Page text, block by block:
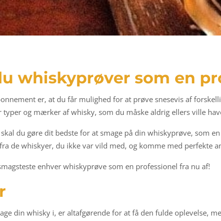
whiskyprøver som en
er, at du får mulighed for at prøve snesevis af
og mærker af whisky, som du måske aldrig ellers ville
du gøre dit bedste for at smage på din whiskyprøve, som
de whiskyer, du ikke var vild med, og komme med perfekte
enhver whiskyprøve som en professionel fra nu af!
din whisky i, er altafgørende for at få den fulde oplevelse,